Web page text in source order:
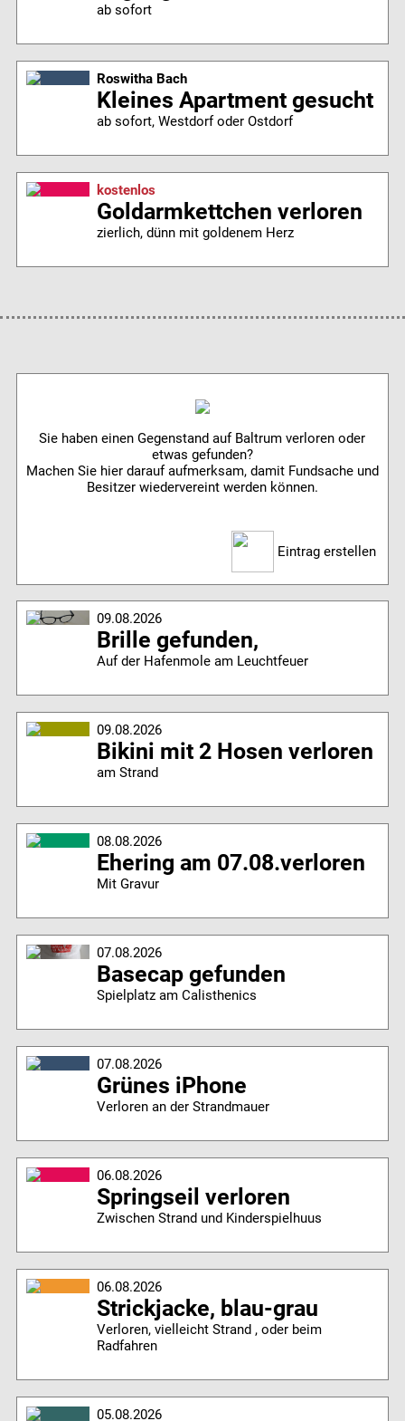
ab sofort
Roswitha Bach
Kleines Apartment gesucht
ab sofort, Westdorf oder Ostdorf
kostenlos
Goldarmkettchen verloren
zierlich, dünn mit goldenem Herz
Sie haben einen Gegenstand auf Baltrum verloren oder
etwas gefunden?
Machen Sie hier darauf aufmerksam, damit Fundsache und
Besitzer wiedervereint werden können.
Eintrag erstellen
09.08.2026
Brille gefunden,
Auf der Hafenmole am Leuchtfeuer
09.08.2026
Bikini mit 2 Hosen verloren
am Strand
08.08.2026
Ehering am 07.08.verloren
Mit Gravur
07.08.2026
Basecap gefunden
Spielplatz am Calisthenics
07.08.2026
Grünes iPhone
Verloren an der Strandmauer
06.08.2026
Springseil verloren
Zwischen Strand und Kinderspielhuus
06.08.2026
Strickjacke, blau-grau
Verloren, vielleicht Strand , oder beim
Radfahren
05.08.2026